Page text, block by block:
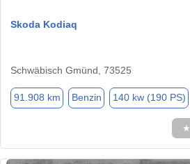
Skoda Kodiaq
Schwäbisch Gmünd, 73525
91.908 km Benzin 140 kw (190 PS)
★